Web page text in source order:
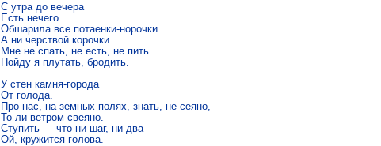
С утра до вечера
Есть нечего.
Обшарила все потаенки-норочки.
А ни черствой корочки.
Мне не спать, не есть, не пить.
Пойду я плутать, бродить.
У стен камня-города
От голода.
Про нас, на земных полях, знать, не сеяно,
То ли ветром свеяно.
Ступить — что ни шаг, ни два —
Ой, кружится голова.